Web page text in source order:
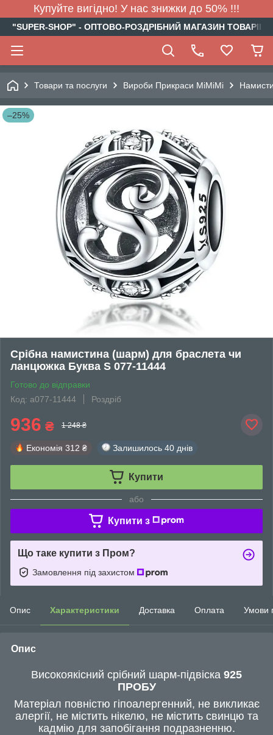
Купуйте вигідно! У нас знижки до 50% !!!
"SUPER-SHOP" - ОПТОВО-РОЗДРІБНИЙ МАГАЗИН
Товари та послуги Вироби Прикраси МіМіМі
–25%
Срібна намистина (шарм) для браслета чи
ланцюжка Буква S 077-11444
Готово до відправки
Код: а077-11444
Роздріб
936 ₴ 1 248 ₴
Економія 312 ₴ Залишилось 40 днів
Купити
або
Купити з
Що таке купити з Пром?
Замовлення під захистом
Опис Характеристики Доставка Оплата Умови
Опис
Високоякісний срібний шарм-підвіска 925
ПРОБУ
Матеріал повністю гіпоалергенний, не викликає
алергії, не містить нікелю, не містить свинцю та
кадмію для запобігання подразненню.